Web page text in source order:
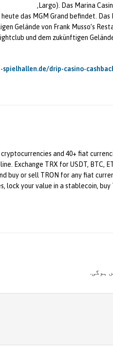
Largo). Das Marina
heute das MGM Grand befindet.
Gelände von Frank Musso’s
und dem zukünftigen
drip-casino-
and 40+ fiat
Exchange TRX for USDT, BTC,
buy or sell TRON for any fiat
lock your value in a stablecoin, buy
ہوگی.